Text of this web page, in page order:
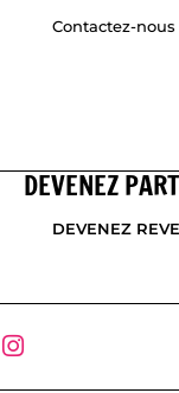
Contactez-nous
DEVENEZ
DEVENEZ